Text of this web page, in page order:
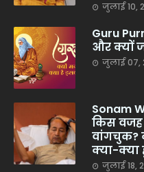
जुलाई 10,
Guru
और क्यों
जुलाई 07,
Sonam
किस
क्या-
जुलाई 18,